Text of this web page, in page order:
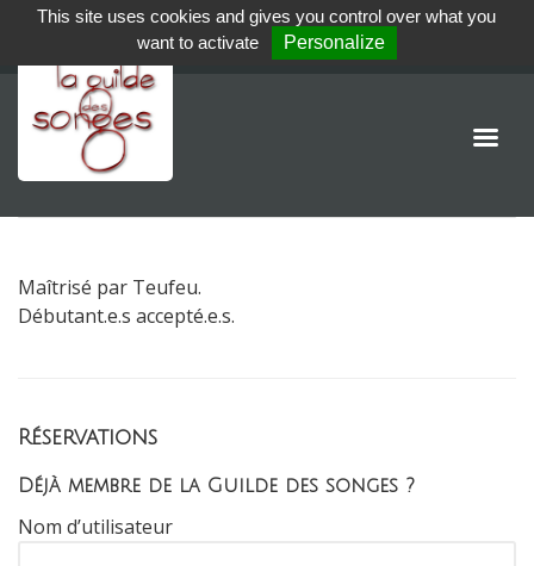
Maîtrisé par Teufeu.
Débutant.e.s accepté.e.s.
Réservations
Déjà membre de la Guilde des songes ?
Nom d’utilisateur
This site uses cookies and gives you control over what you
want to activate
Personalize